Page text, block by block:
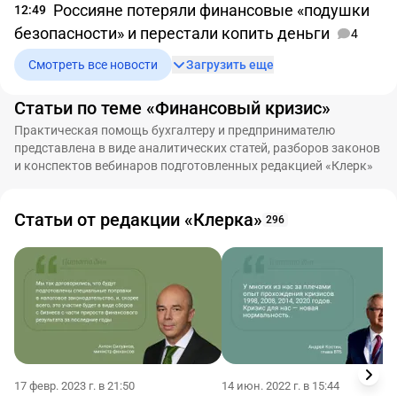
12:49 Россияне потеряли финансовые «подушки
безопасности» и перестали копить деньги
4
Смотреть все новости Загрузить еще
Статьи по теме «Финансовый кризис»
Практическая помощь бухгалтеру и предпринимателю
представлена в виде аналитических статей, разборов законов
и конспектов вебинаров подготовленных редакцией «Клерк»
Статьи от редакции «Клерка» 296
17 февр. 2023 г. в 21:50 14 июн. 2022 г. в 15:44